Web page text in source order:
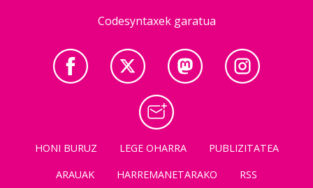
Codesyntaxek garatua
HONI BURUZ LEGE OHARRA
PUBLIZITATEA
ARAUAK
HARREMANETARAKO RSS